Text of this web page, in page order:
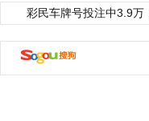
彩民车牌号投注中3.9万